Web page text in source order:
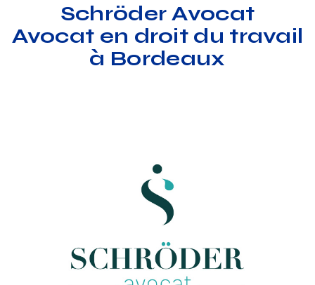
Schröder Avocat
Avocat en droit du travail
à Bordeaux